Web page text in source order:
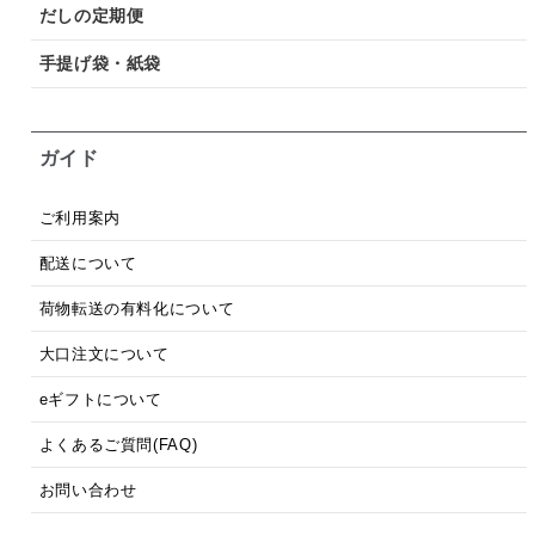
だしの定期便
手提げ袋・紙袋
ガイド
ご利用案内
配送について
荷物転送の有料化について
大口注文について
eギフトについて
よくあるご質問(FAQ)
お問い合わせ